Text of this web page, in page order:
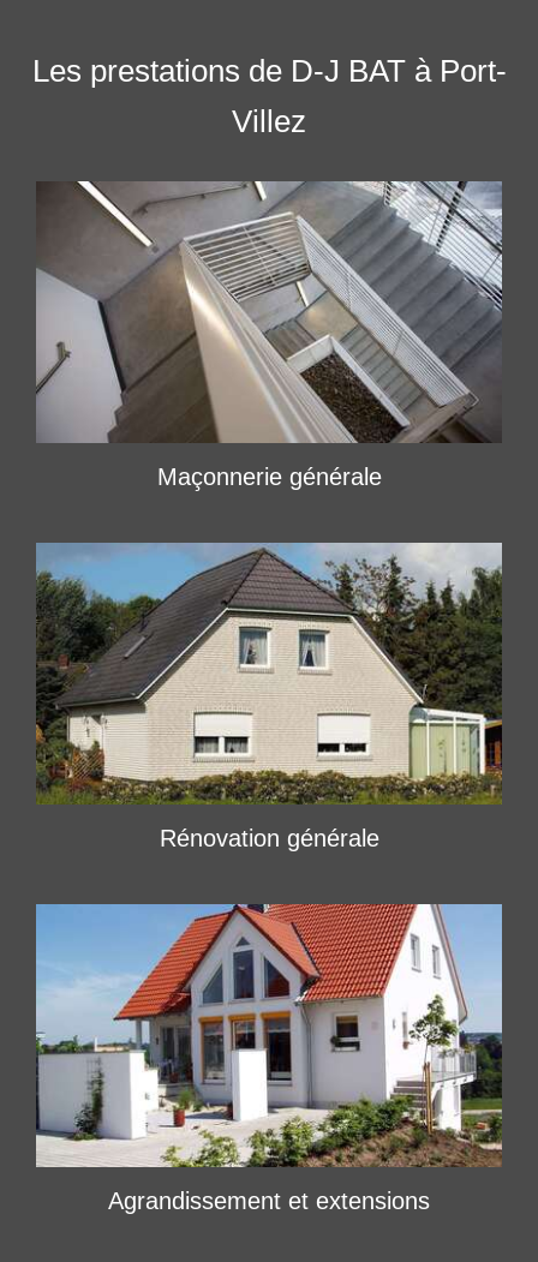
Les prestations de D-J BAT à Port-
Villez
Maçonnerie générale
Rénovation générale
Agrandissement et extensions